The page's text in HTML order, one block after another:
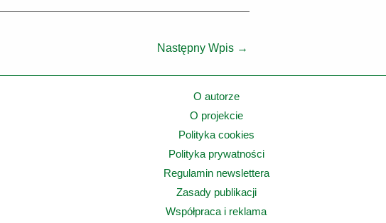
Następny Wpis →
O autorze
O projekcie
Polityka cookies
Polityka prywatności
Regulamin newslettera
Zasady publikacji
Współpraca i reklama